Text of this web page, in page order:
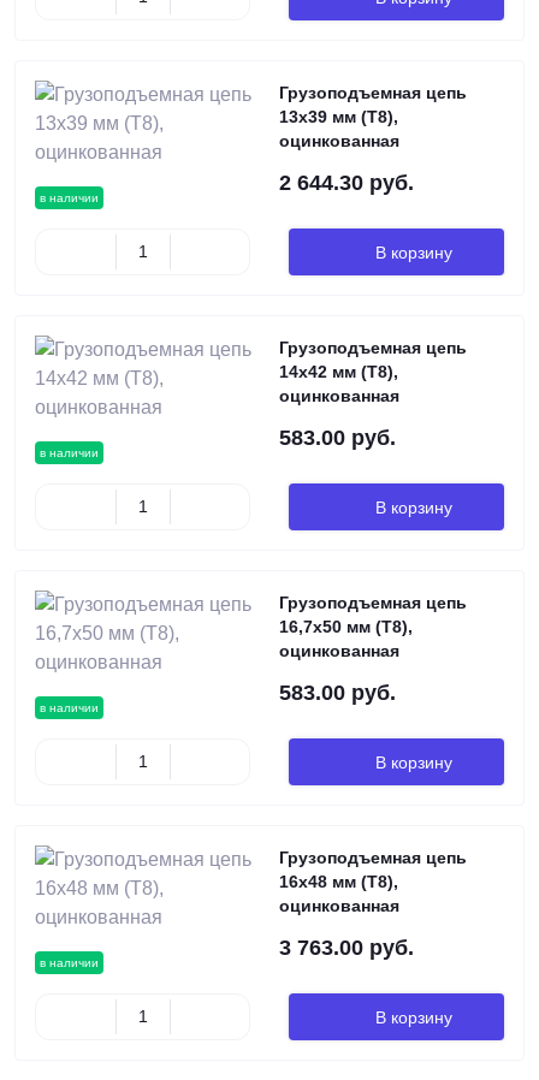
в наличии
Грузоподъемная цепь
13х39 мм (Т8),
оцинкованная
2 644.30 руб.
В корзину
в наличии
Грузоподъемная цепь
14х42 мм (Т8),
оцинкованная
583.00 руб.
В корзину
в наличии
Грузоподъемная цепь
16,7х50 мм (Т8),
оцинкованная
583.00 руб.
В корзину
в наличии
Грузоподъемная цепь
16х48 мм (Т8),
оцинкованная
3 763.00 руб.
В корзину